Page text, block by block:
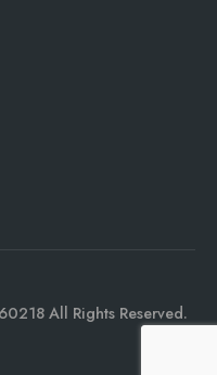
All Rights Reserved.